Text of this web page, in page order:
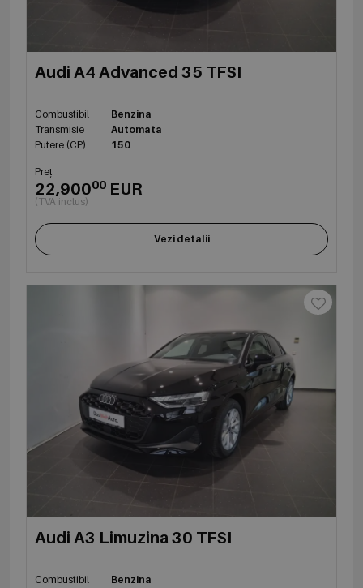
Audi A4 Advanced 35 TFSI
Combustibil
Benzina
Transmisie
Automata
Putere (CP)
150
Preț
22,90000 EUR
(TVA inclus)
Vezi detalii
Audi A3 Limuzina 30 TFSI
Combustibil
Benzina